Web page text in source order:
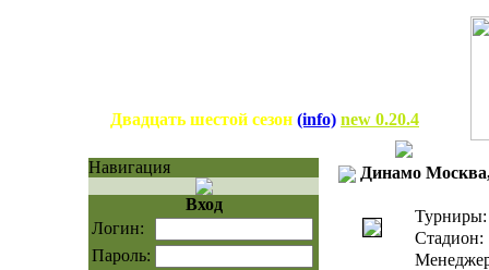
Двадцать шестой сезон (info) new 0.20.4
Навигация
Вход
Логин:
Пароль:
Динамо
Турниры:
Стадион: